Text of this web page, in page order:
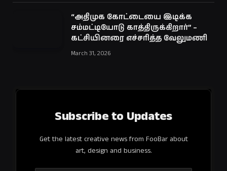
“அதிமுக கோட்டையை இடிக்க
சம்மட்டியோடு காத்திருக்கிறார்” –
கட்சியினரை எச்சரித்த வேலுமணி
March 31, 2026
Subscribe to Updates
Get the latest creative news from FooBar about
art, design and business.